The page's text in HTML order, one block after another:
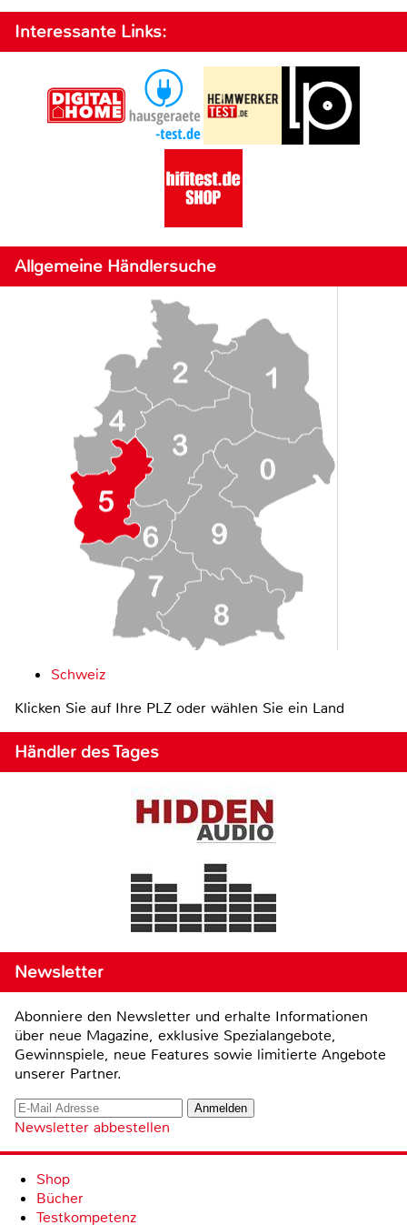
Interessante Links:
Allgemeine Händlersuche
Schweiz
Klicken Sie auf Ihre PLZ oder wählen Sie ein Land
Händler des Tages
Newsletter
Abonniere den Newsletter und erhalte Informationen
über neue Magazine, exklusive Spezialangebote,
Gewinnspiele, neue Features sowie limitierte Angebote
unserer Partner.
Newsletter abbestellen
Shop
Bücher
Testkompetenz